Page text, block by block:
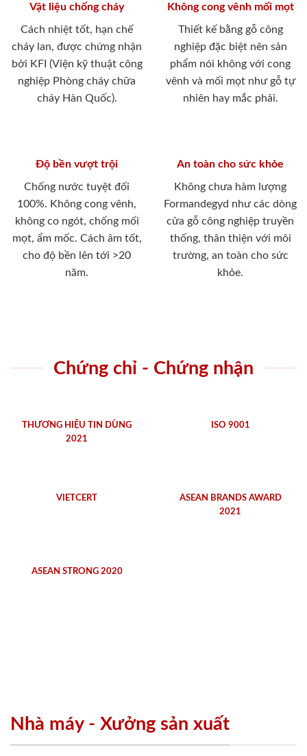
Vật liệu chống cháy
Cách nhiệt tốt, hạn chế
cháy lan, được chứng nhận
bởi KFI (Viện kỹ thuật công
nghiệp Phòng cháy chữa
cháy Hàn Quốc).
Không cong vênh mối mọt
Thiết kế bằng gỗ công
nghiệp đặc biệt nên sản
phẩm nói không với cong
vênh và mối mọt như gỗ tự
nhiên hay mắc phải.
Độ bền vượt trội
Chống nước tuyệt đối
100%. Không cong vênh,
không co ngót, chống mối
mọt, ẩm mốc. Cách âm tốt,
cho độ bền lên tới >20
năm.
An toàn cho sức khỏe
Không chưa hàm lượng
Formandegyd như các dòng
cửa gỗ công nghiệp truyền
thống, thân thiện với môi
trường, an toàn cho sức
khỏe.
Chứng chỉ - Chứng nhận
THƯƠNG HIỆU TIN DÙNG
2021
ISO 9001
VIETCERT
ASEAN BRANDS AWARD
2021
ASEAN STRONG 2020
Nhà máy - Xưởng sản xuất